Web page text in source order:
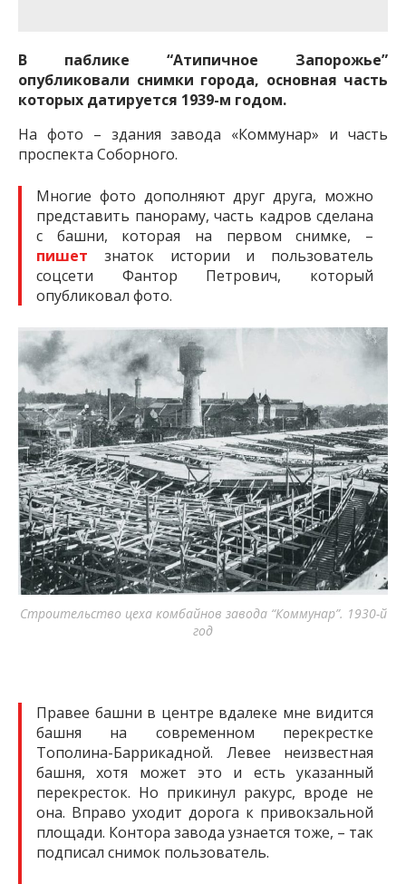
В паблике “Атипичное Запорожье”
опубликовали снимки города, основная часть
которых датируется 1939-м годом.
На фото – здания завода «Коммунар» и часть
проспекта Соборного.
Многие фото дополняют друг друга, можно
представить панораму, часть кадров сделана
с башни, которая на первом снимке, –
пишет знаток истории и пользователь
соцсети Фантор Петрович, который
опубликовал фото.
Строительство цеха комбайнов завода “Коммунар”. 1930-й
год
Правее башни в центре вдалеке мне видится
башня на современном перекрестке
Тополина-Баррикадной. Левее неизвестная
башня, хотя может это и есть указанный
перекресток. Но прикинул ракурс, вроде не
она. Вправо уходит дорога к привокзальной
площади. Контора завода узнается тоже, – так
подписал снимок пользователь.